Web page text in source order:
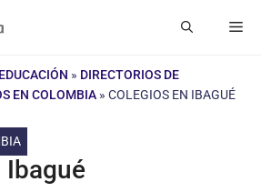
EDUCACIÓN » DIRECTORIOS DE
EN COLOMBIA » COLEGIOS EN IBAGUÉ
Ibagué